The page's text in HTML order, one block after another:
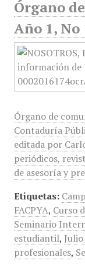
Órgano
Año 1, No
Órgano de
Contaduría
editada por
periódicos,
de asesoría y
Etiquetas:
FACPYA, Curso
Seminario
estudiantil,
profesionales,